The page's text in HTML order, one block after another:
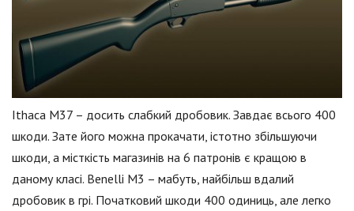
Ithaca M37 – досить слабкий дробовик. Завдає всього 400
шкоди. Зате його можна прокачати, істотно збільшуючи
шкоди, а місткість магазинів на 6 патронів є кращою в
даному класі. Benelli M3 – мабуть, найбільш вдалий
дробовик в грі. Початковий шкоди 400 одиниць, але легко